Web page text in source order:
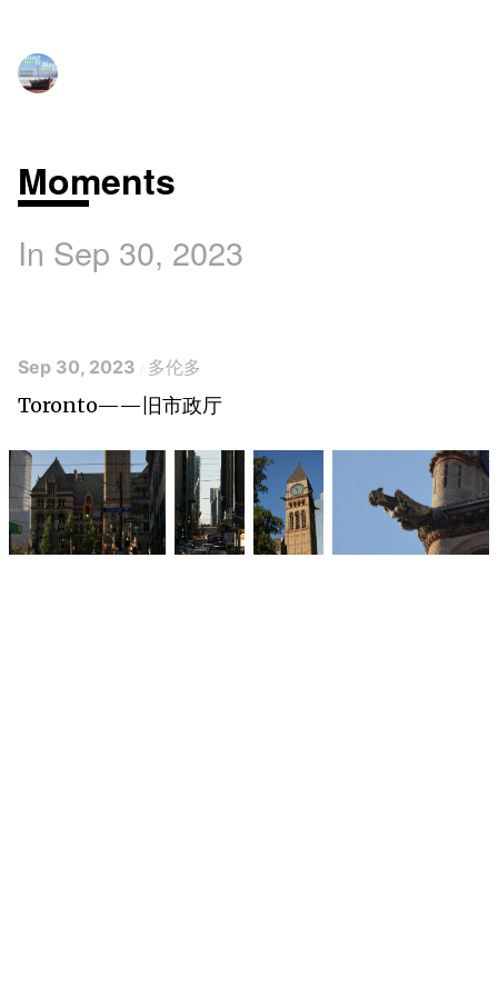
Moments
In Sep 30, 2023
Sep 30, 2023 多伦多
Toronto——旧市政厅